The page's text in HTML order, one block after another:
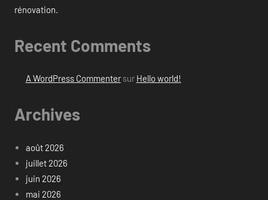
rénovation.
Recent Comments
A WordPress Commentersur Hello world!
Archives
août 2026
juillet 2026
juin 2026
mai 2026